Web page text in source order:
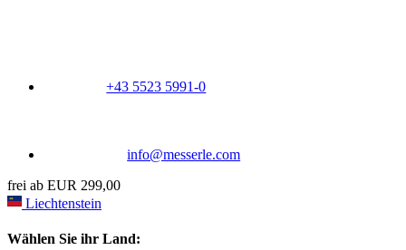
+43 5523 5991-0
info@messerle.com
frei ab EUR 299,00
Liechtenstein
Wählen Sie ihr Land: